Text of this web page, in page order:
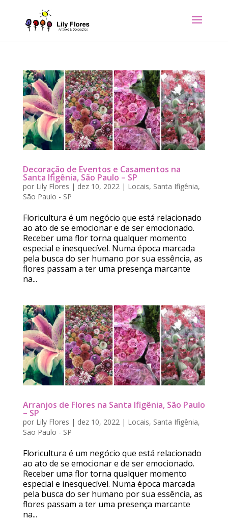
Decoração de Eventos e Casamentos na
Santa Ifigênia, São Paulo – SP
por Lily Flores | dez 10, 2022| Locais, Santa Ifigênia,
São Paulo - SP
Floricultura é um negócio que está relacionado
ao ato de se emocionar e de ser emocionado.
Receber uma flor torna qualquer momento
especial e inesquecível. Numa época marcada
pela busca do ser humano por sua essência, as
flores passam a ter uma presença marcante
na...
Arranjos de Flores na Santa Ifigênia, São Paulo
– SP
por Lily Flores | dez 10, 2022 | Locais, Santa Ifigênia,
São Paulo - SP
Floricultura é um negócio que está relacionado
ao ato de se emocionar e de ser emocionado.
Receber uma flor torna qualquer momento
especial e inesquecível. Numa época marcada
pela busca do ser humano por sua essência, as
flores passam a ter uma presença marcante
na...